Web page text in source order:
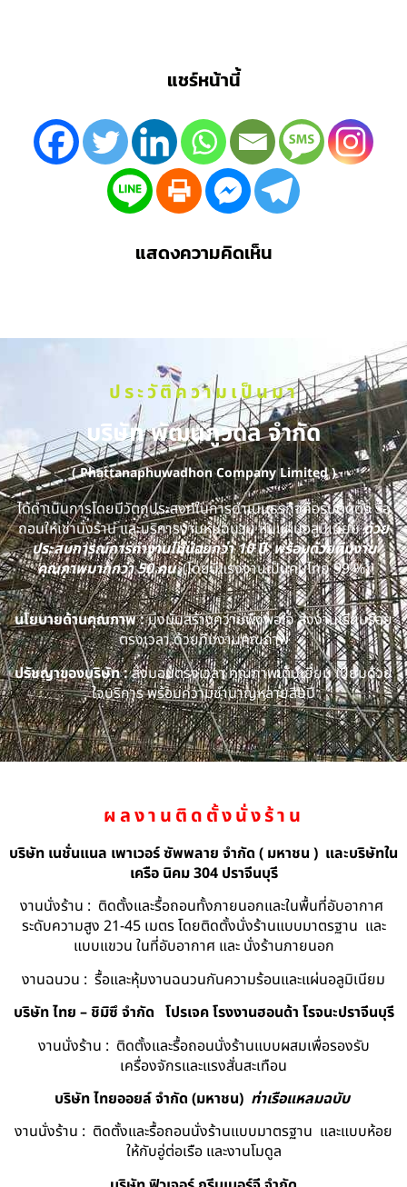
แชร์หน้านี้
แสดงความคิดเห็น
ประวัติความเป็นมา
บริษัท พัฒนภูวดล จำกัด
( Phattanaphuwadhon Company Limited )
ได้ดำเนินการโดยมีวัตถุประสงค์ในการดำเนินธุรกิจคือรับติดตั้ง รื้อ
ถอนให้เช่านั่งร้าน และบริการงานหุ้มฉนวน หุ้มแผ่นอลูมิเนียมด้วย
ประสบการณ์การทำงานไม่น้อยกว่า 10 ปี พร้อมด้วยทีมงาน
คุณภาพมากกว่า 50 คน(โดยมีแรงงานเป็นคนไทย 99 %)
นโยบายด้านคุณภาพ :มุ่งมั่นสร้างความพึงพอใจ ส่งงานเรียบร้อย
ตรงเวลา ด้วยทีมงานคุณภาพ
ปรัชญาของบริษัท :ส่งมอบตรงเวลา คุณภาพเต็มเยี่ยม เปี่ยมด้วย
ใจบริการ พร้อมความชำนาญหลายสิบปี
ผลงานติดตั้งนั่งร้าน
บริษัท เนชั่นแนล เพาเวอร์ ซัพพลาย จำกัด ( มหาชน ) และบริษัทใน
เครือ นิคม 304 ปราจีนบุรี
งานนั่งร้าน : ติดตั้งและรื้อถอนทั้งภายนอกและในพื้นที่อับอากาศ
ระดับความสูง 21-45 เมตร โดยติดตั้งนั่งร้านแบบมาตรฐาน และ
แบบแขวน ในที่อับอากาศ และ นั่งร้านภายนอก
งานฉนวน : รื้อและหุ้มงานฉนวนกันความร้อนและแผ่นอลูมิเนียม
บริษัท ไทย – ชิมิซึ จำกัด โปรเจค โรงงานฮอนด้า โรจนะปราจีนบุรี
งานนั่งร้าน : ติดตั้งและรื้อถอนนั่งร้านแบบผสมเพื่อรองรับ
เครื่องจักรและแรงสั่นสะเทือน
บริษัท ไทยออยล์ จํากัด (มหาชน) ท่าเรือแหลมฉบับ
งานนั่งร้าน : ติดตั้งและรื้อถอนนั่งร้านแบบมาตรฐาน และแบบห้อย
ให้กับอู่ต่อเรือ และงานโมดูล